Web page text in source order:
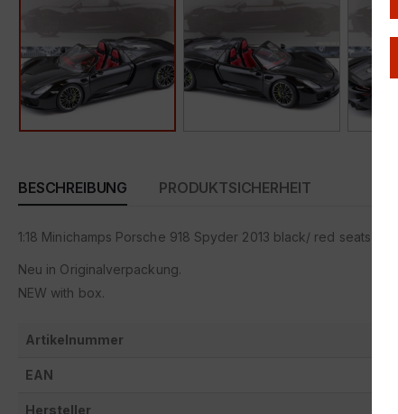
BESCHREIBUNG PRODUKTSICHERHEIT
1:18 Minichamps Porsche 918 Spyder 2013 black/ red seats
Neu in Originalverpackung.
NEW with box.
Artikelnummer
EAN
Hersteller